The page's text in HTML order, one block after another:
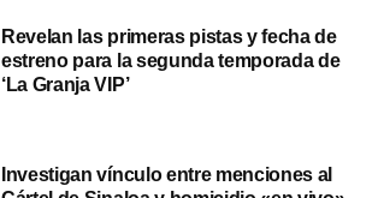
Revelan las primeras pistas y fecha de
estreno para la segunda temporada de
‘La Granja VIP’
Investigan vínculo entre menciones al